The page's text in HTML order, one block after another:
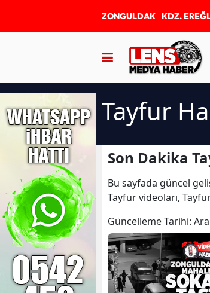
ZONGULDAK KDZ.
Tayfur
Son Dakika
Bu sayfada güncel
Tayfur videoları,
Güncelleme Tarihi: